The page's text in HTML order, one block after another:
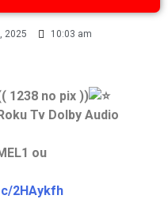
2025 10:03 am
1238 no pix ))
Tv Dolby Audio
ou
2HAykfh